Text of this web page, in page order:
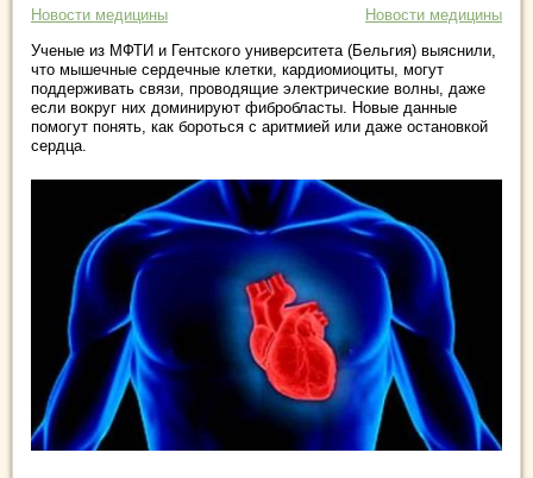
Новости медицины
Новости медицины
Ученые из МФТИ и Гентского университета (Бельгия) выяснили,
что мышечные сердечные клетки, кардиомиоциты, могут
поддерживать связи, проводящие электрические волны, даже
если вокруг них доминируют фибробласты. Новые данные
помогут понять, как бороться с аритмией или даже остановкой
сердца.